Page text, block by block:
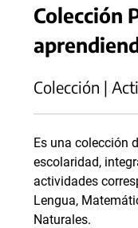
Colección
Colección |
Es una colección
escolaridad,
actividades
Lengua,
Naturales.